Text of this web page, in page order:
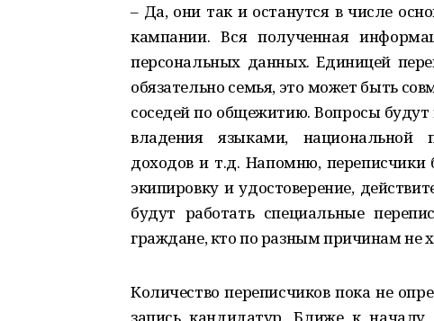
– Да, они так и останутся в числе
кампании. Вся полученная
персональных данных. Единицей
обязательно семья, это может быть
соседей по общежитию. Вопросы
владения языками, национальной
доходов и т.д. Напомню,
экипировку и удостоверение,
будут работать специальные
граждане, кто по разным причинам не
Количество переписчиков пока не